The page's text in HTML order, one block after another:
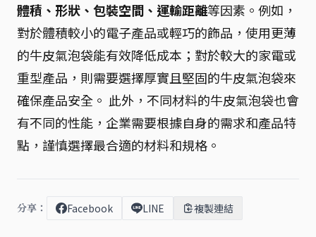
體積、形狀、包裝空間、運輸距離等因素。例如，
對於體積較小的電子產品或輕巧的飾品，使用更薄
的牛皮氣泡袋能有效降低成本；對於較大的家電或
重型產品，則需要選擇厚實且堅固的牛皮氣泡袋來
確保產品安全。 此外，不同材料的牛皮氣泡袋也會
有不同的性能，企業需要根據自身的需求和產品特
點，謹慎選擇最合適的材料和規格。
分享： Facebook LINE 複製連結